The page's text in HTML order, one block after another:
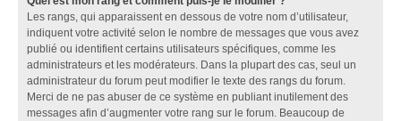
Les rangs, qui apparaissent en dessous de votre nom d’utilisateur,
indiquent votre activité selon le nombre de messages que vous avez
publié ou identifient certains utilisateurs spécifiques, comme les
administrateurs et les modérateurs. Dans la plupart des cas, seul un
administrateur du forum peut modifier le texte des rangs du forum.
Merci de ne pas abuser de ce système en publiant inutilement des
messages afin d’augmenter votre rang sur le forum. Beaucoup de